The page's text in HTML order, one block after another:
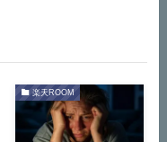
楽天ROOM